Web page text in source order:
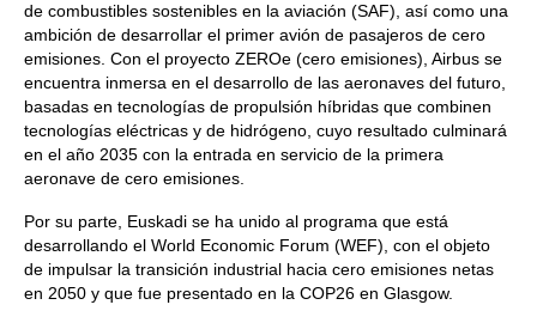
de combustibles sostenibles en la aviación (SAF), así como una
ambición de desarrollar el primer avión de pasajeros de cero
emisiones. Con el proyecto ZEROe (cero emisiones), Airbus se
encuentra inmersa en el desarrollo de las aeronaves del futuro,
basadas en tecnologías de propulsión híbridas que combinen
tecnologías eléctricas y de hidrógeno, cuyo resultado culminará
en el año 2035 con la entrada en servicio de la primera
aeronave de cero emisiones.
Por su parte, Euskadi se ha unido al programa que está
desarrollando el World Economic Forum (WEF), con el objeto
de impulsar la transición industrial hacia cero emisiones netas
en 2050 y que fue presentado en la COP26 en Glasgow.